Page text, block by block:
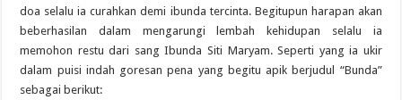
doa selalu ia curahkan demi ibunda tercinta. Begitupun harapan akan
beberhasilan dalam mengarungi lembah kehidupan selalu ia
memohon restu dari sang Ibunda Siti Maryam. Seperti yang ia ukir
dalam puisi indah goresan pena yang begitu apik berjudul “Bunda”
sebagai berikut: